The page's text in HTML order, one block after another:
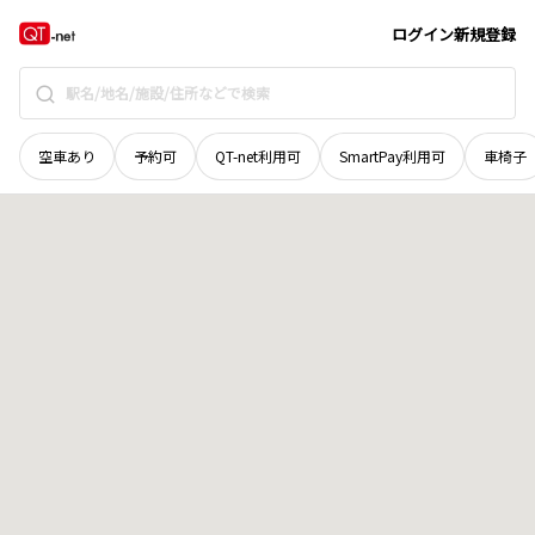
ログイン新規登録
空車あり 予約可 QT-net利用可 SmartPay利用可 車椅子
群馬県